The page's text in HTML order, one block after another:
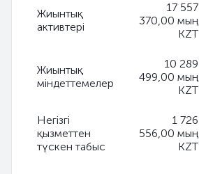
Жиынтық
активтері
17 557
370,00 мың
KZT
Жиынтық
міндеттемелер
10 289
499,00 мың
KZT
Негізгі
қызметтен
түскен табыс
1 726
556,00 мың
KZT